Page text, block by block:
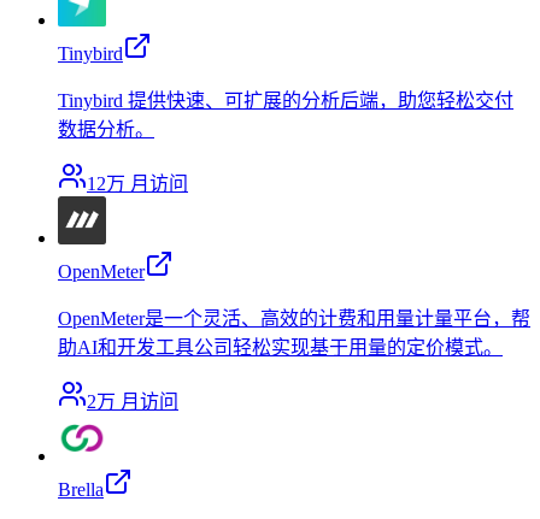
Tinybird
Tinybird 提供快速、可扩展的分析后端，助您轻松交付
数据分析。
12万 月访问
OpenMeter
OpenMeter是一个灵活、高效的计费和用量计量平台，帮
助AI和开发工具公司轻松实现基于用量的定价模式。
2万 月访问
Brella